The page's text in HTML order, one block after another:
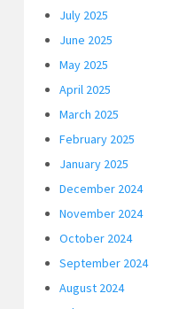
July 2025
June 2025
May 2025
April 2025
March 2025
February 2025
January 2025
December 2024
November 2024
October 2024
September 2024
August 2024